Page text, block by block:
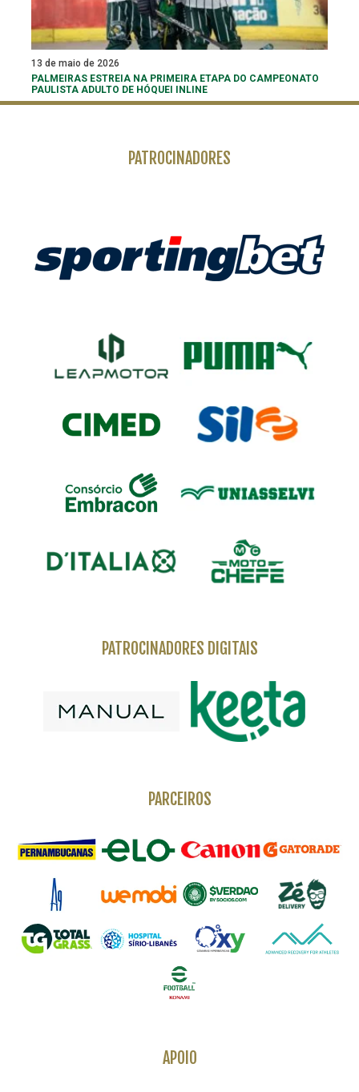
13 de maio de 2026
PALMEIRAS ESTREIA NA PRIMEIRA ETAPA DO CAMPEONATO
PAULISTA ADULTO DE HÓQUEI INLINE
PATROCINADORES
PATROCINADORES DIGITAIS
PARCEIROS
APOIO